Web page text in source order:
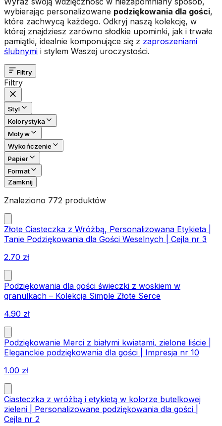
wybierając personalizowane podziękowania dla gości,
które zachwycą każdego. Odkryj naszą kolekcję, w
której znajdziesz zarówno słodkie upominki, jak i trwałe
pamiątki, idealnie komponujące się z zaproszeniami
ślubnymi i stylem Waszej uroczystości.
Filtry
Filtry
Styl
Kolorystyka
Motyw
Wykończenie
Papier
Format
Zamknij
Znaleziono 772 produktów
Złote Ciasteczka z Wróżbą, Personalizowana Etykieta |
Tanie Podziękowania dla Gości Weselnych | Cejla nr 3
2.70 zł
Podziękowania dla gości świeczki z woskiem w
granulkach – Kolekcja Simple Złote Serce
4.90 zł
Podziękowanie Merci z białymi kwiatami, zielone liście |
Eleganckie podziękowania dla gości | Impresja nr 10
1.00 zł
Ciasteczka z wróżbą i etykietą w kolorze butelkowej
zieleni | Personalizowane podziękowania dla gości |
Cejla nr 2